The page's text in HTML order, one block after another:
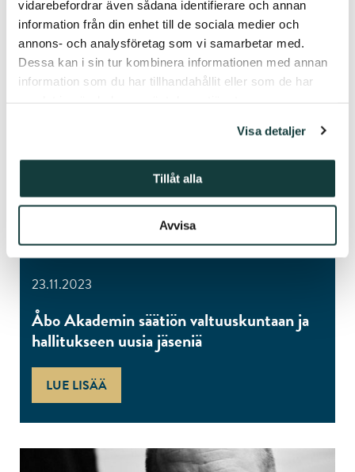
vidarebefordrar även sådana identifierare och annan
information från din enhet till de sociala medier och
annons- och analysföretag som vi samarbetar med.
Dessa kan i sin tur kombinera informationen med annan
information som du har tillhandahållit eller som de har
Visa detaljer
Tillåt alla
Avvisa
LUE LISÄÄ
23.11.2023
Åbo Akademin säätiön valtuuskuntaan ja
hallitukseen uusia jäseniä
LUE LISÄÄ